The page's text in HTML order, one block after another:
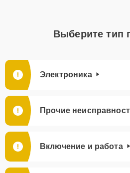
Выберите тип
Электроника
Прочие
Включение и работа